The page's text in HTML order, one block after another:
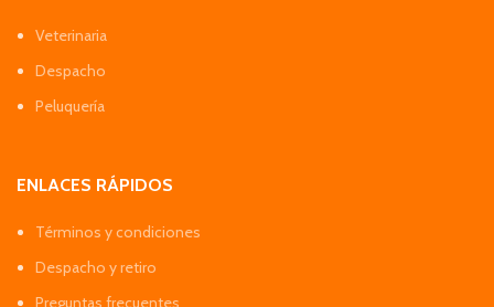
Veterinaria
Despacho
Peluquería
ENLACES RÁPIDOS
Términos y condiciones
Despacho y retiro
Preguntas frecuentes